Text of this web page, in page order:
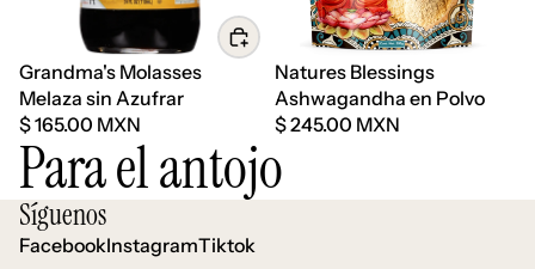
Grandma's Molasses
Melaza sin Azufrar
$ 165.00 MXN
Natures Blessings
Ashwagandha en Polvo
$ 245.00 MXN
Para el antojo
Síguenos
FacebookInstagramTiktok